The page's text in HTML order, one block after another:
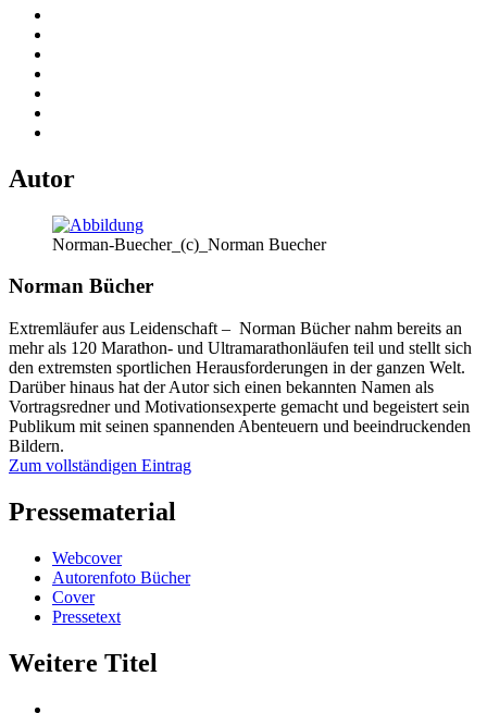
Autor
Norman-Buecher_(c)_Norman Buecher
Norman Bücher
Extremläufer aus Leidenschaft – Norman Bücher nahm bereits an
mehr als 120 Marathon- und Ultramarathonläufen teil und stellt sich
den extremsten sportlichen Herausforderungen in der ganzen Welt.
Darüber hinaus hat der Autor sich einen bekannten Namen als
Vortragsredner und Motivationsexperte gemacht und begeistert sein
Publikum mit seinen spannenden Abenteuern und beeindruckenden
Bildern.
Zum vollständigen Eintrag
Pressematerial
Webcover
Autorenfoto Bücher
Cover
Pressetext
Weitere Titel